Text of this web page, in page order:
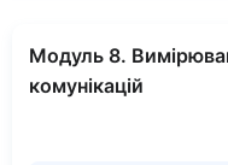
Модуль 8.
комунікацій